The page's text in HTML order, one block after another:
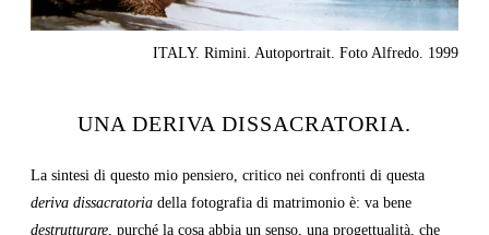
ITALY. Rimini. Autoportrait. Foto Alfredo. 1999
UNA DERIVA DISSACRATORIA.
La sintesi di questo mio pensiero, critico nei confronti di questa
deriva dissacratoria della fotografia di matrimonio è: va bene
destrutturare , purché la cosa abbia un senso, una progettualità, che